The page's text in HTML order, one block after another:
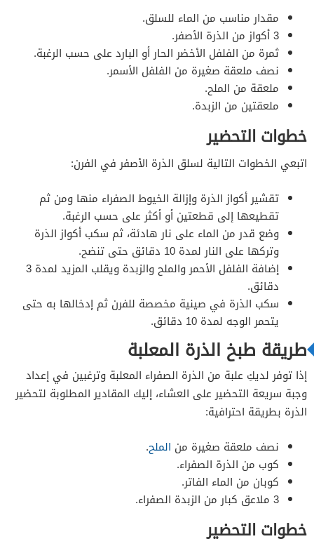
مقدار مناسب من الماء للسلق.
3 أكواز من الذرة الأصفر.
ثمرة من الفلفل الأخضر الحار أو البارد على حسب الرغبة.
نصف ملعقة صغيرة من الفلفل الأسمر.
ملعقة من الملح.
ملعقتين من الزبدة.
خطوات التحضير
اتبعي الخطوات التالية لسلق الذرة الأصفر في الفرن:
تقشير أكواز الذرة وإزالة الخيوط الصفراء منها ومن ثم
تقطيعها إلى قطعتين أو أكثر على حسب الرغبة.
وضع قدر من الماء على نار هادئة، ثم سكب أكواز الذرة
وتركها على النار لمدة 10 دقائق حتى تنضح.
إضافة الفلفل الأحمر والملح والزبدة ويقلب المزيد لمدة 3
دقائق.
سكب الذرة في صينية مخصصة للفرن ثم إدخالها به حتى
يتحمر الوجه لمدة 10 دقائق.
طريقة طبخ الذرة المعلبة
إذا توفر لديكِ علبة من الذرة الصفراء المعلبة وترغبين في إعداد
وجبة سريعة التحضير على العشاء، إليك المقادير المطلوبة لتحضير
الذرة بطريقة احترافية:
نصف ملعقة صغيرة من الملح.
كوب من الذرة الصفراء.
كوبان من الماء الفاتر.
3 ملاعق كبار من الزبدة الصفراء.
خطوات التحضير